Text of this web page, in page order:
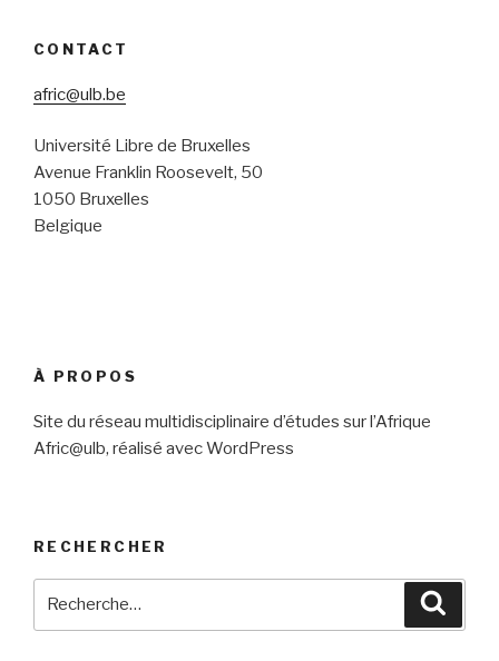
CONTACT
afric@ulb.be
Université Libre de Bruxelles
Avenue Franklin Roosevelt, 50
1050 Bruxelles
Belgique
À PROPOS
Site du réseau multidisciplinaire d’études sur l’Afrique
Afric@ulb, réalisé avec WordPress
RECHERCHER